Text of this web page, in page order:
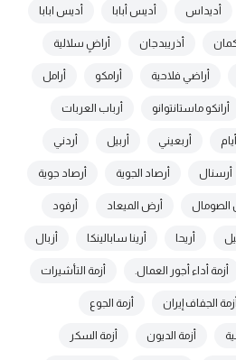
أديداس أديس أبابا أديس ابابا
أذريبدجان أراضٍ سلالية
أراضي فلاحية أرامكو أرامل
أرانكو ماستانتوانو أرباب العربات
أربعيني أربيل أردني
أرسنال أرصاد الجوية أرصاد جوية
الصومال أرض الميعاد أرفود
أريحا أرينا سابالينكا أزبال
أزمة أداء أجور العمال. أزمة التأشيرات
أزمة الجفاف إيران أزمة الجوع
أزمة الديون أزمة السكر